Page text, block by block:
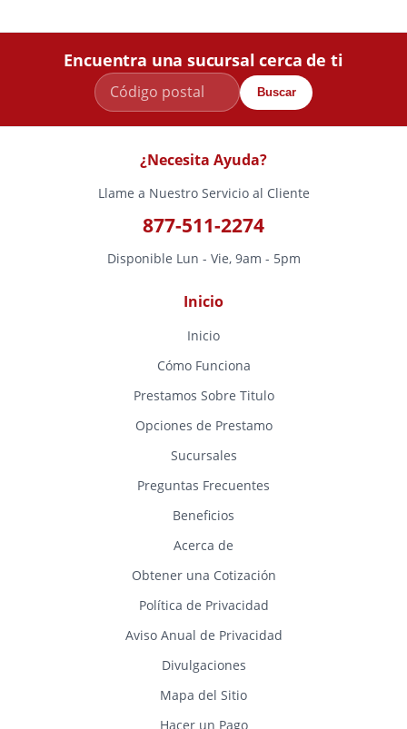
Encuentra una sucursal cerca de ti
Buscar
¿Necesita Ayuda?
Llame a Nuestro Servicio al Cliente
877-511-2274
Disponible Lun - Vie, 9am - 5pm
Inicio
Inicio
Cómo Funciona
Prestamos Sobre Titulo
Opciones de Prestamo
Sucursales
Preguntas Frecuentes
Beneficios
Acerca de
Obtener una Cotización
Política de Privacidad
Aviso Anual de Privacidad
Divulgaciones
Mapa del Sitio
Hacer un Pago